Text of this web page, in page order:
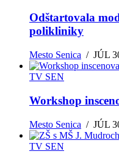
Odštartovala
polikliniky
Mesto Senica /JÚL
TV SEN
Workshop
Mesto Senica /JÚL
TV SEN